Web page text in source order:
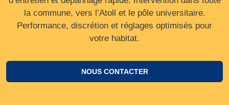
la commune, vers l’Atoll et le pôle universitaire.
Performance, discrétion et réglages optimisés pour
votre habitat.
NOUS CONTACTER